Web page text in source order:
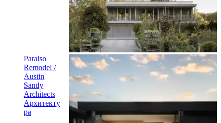
Paraiso
Remodel /
Austin
Sandy
Architects
Архитекту
ра